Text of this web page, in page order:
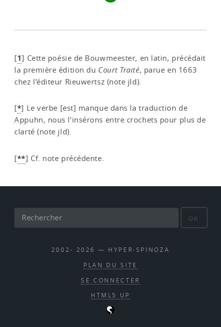
[1] Cette poésie de Bouwmeester, en latin, précédait
la première édition du Court Traité, parue en 1663
chez l’éditeur Rieuwertsz (note jld).
[*] Le verbe [est] manque dans la traduction de
Appuhn, nous l’insérons entre crochets pour plus de
clarté (note jld).
[**] Cf. note précédente.
OK
2002- 2026 — HYPER-SPINOZA
PLAN DU SITE
SE CONNECTER
HTML5 UP